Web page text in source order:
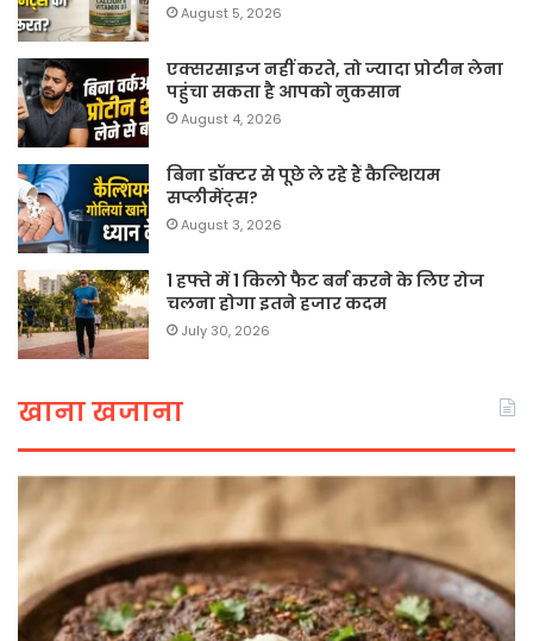
August 5, 2026
एक्सरसाइज नहीं करते, तो ज्यादा प्रोटीन लेना
पहुंचा सकता है आपको नुकसान
August 4, 2026
बिना डॉक्टर से पूछे ले रहे हैं कैल्शियम
सप्लीमेंट्स?
August 3, 2026
1 हफ्ते में 1 किलो फैट बर्न करने के लिए रोज
चलना होगा इतने हजार कदम
July 30, 2026
खाना खजाना